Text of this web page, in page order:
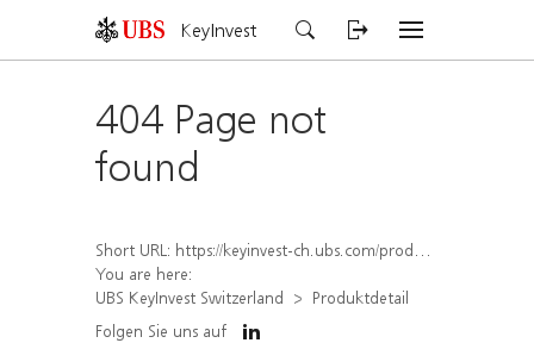
KeyInvest
404 Page not
found
Short URL: https://keyinvest-ch.ubs.com/produkt/detail/index/isin/CH1573375628
You are here:
UBS KeyInvest Switzerland
Produktdetail
Folgen Sie uns auf